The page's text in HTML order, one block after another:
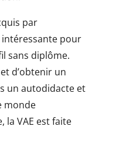
par
intéressante pour
sans diplôme.
d’obtenir un
un autodidacte et
monde
la VAE est faite